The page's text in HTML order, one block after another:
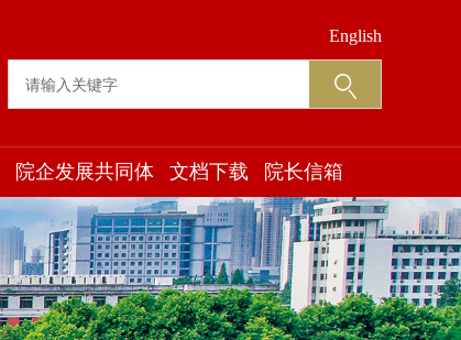
English
院企发展共同体 文档下载 院长信箱